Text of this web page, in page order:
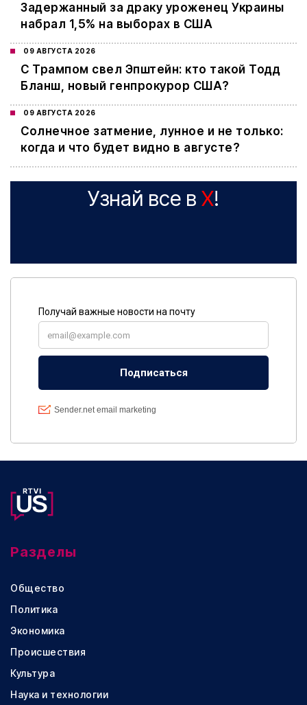
Задержанный за драку уроженец Украины
набрал 1,5% на выборах в США
09 АВГУСТА 2026
С Трампом свел Эпштейн: кто такой Тодд
Бланш, новый генпрокурор США?
09 АВГУСТА 2026
Cолнечное затмение, лунное и не только:
когда и что будет видно в августе?
Узнай все в X!
Разделы
Общество
Политика
Экономика
Происшествия
Культура
Наука и технологии